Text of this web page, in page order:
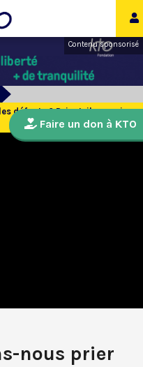
Contenu sponsorisé
défunts ? Prient-ils aussi
nous prier
Faire un don à KTO